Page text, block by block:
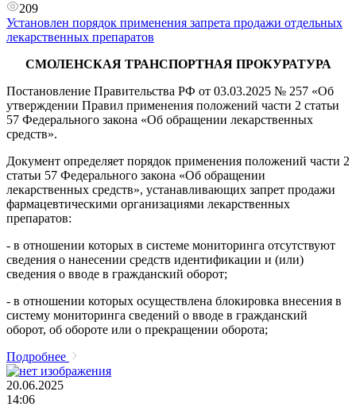
209
Установлен порядок применения запрета продажи отдельных
лекарственных препаратов
СМОЛЕНСКАЯ ТРАНСПОРТНАЯ ПРОКУРАТУРА
Постановление Правительства РФ от 03.03.2025 № 257 «Об
утверждении Правил применения положений части 2 статьи
57 Федерального закона «Об обращении лекарственных
средств».
Документ определяет порядок применения положений части 2
статьи 57 Федерального закона «Об обращении
лекарственных средств», устанавливающих запрет продажи
фармацевтическими организациями лекарственных
препаратов:
- в отношении которых в системе мониторинга отсутствуют
сведения о нанесении средств идентификации и (или)
сведения о вводе в гражданский оборот;
- в отношении которых осуществлена блокировка внесения в
систему мониторинга сведений о вводе в гражданский
оборот, об обороте или о прекращении оборота;
Подробнее
20.06.2025
14:06